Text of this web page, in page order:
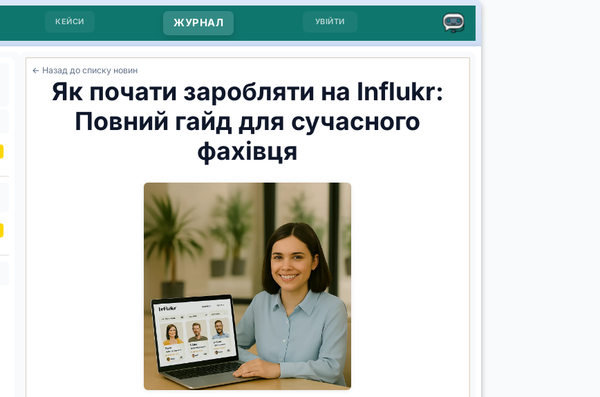
КЕЙСИ ЖУРНАЛ УВІЙТИ
← Назад до списку новин
Як почати заробляти на Influkr:
Повний гайд для сучасного
фахівця